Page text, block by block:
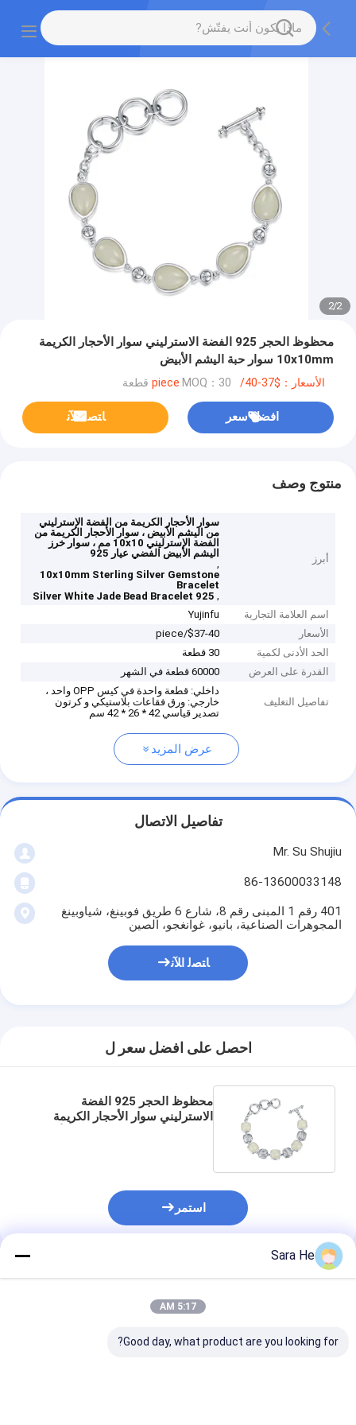
2
/
2
محظوظ الحجر 925 الفضة الاسترليني سوار الأحجار الكريمة
10x10mm سوار حبة اليشم الأبيض
الأسعار：$37-40/piece MOQ：30 قطعة
افضل سعر ﺎﺘﺼﻟ ﺍﻶﻧ
منتوج وصف
أبرز
سوار الأحجار الكريمة من الفضة الإسترليني
من اليشم الأبيض ، سوار الأحجار الكريمة من
الفضة الإسترليني 10x10 مم ، سوار خرز
اليشم الأبيض الفضي عيار 925
,
10x10mm Sterling Silver Gemstone
Bracelet
,
925 Silver White Jade Bead Bracelet
اسم العلامة التجارية
Yujinfu
الأسعار
$37-40/piece
الحد الأدنى لكمية
30 قطعة
القدرة على العرض
60000 قطعة في الشهر
تفاصيل التغليف
داخلي: قطعة واحدة في كيس OPP واحد ،
خارجي: ورق فقاعات بلاستيكي و كرتون
تصدير قياسي 42 * 26 * 42 سم
عرض المزيد
تفاصيل الاتصال
Mr. Su Shujiu
86-13600033148
401 رقم 1 المبنى رقم 8، شارع 6 طريق فوبينغ، شياوبينغ
المجوهرات الصناعية، بانيو، غوانغجو، الصين
ﺎﺘﺼﻟ ﺍﻶﻧ
احصل على افضل سعر ل
محظوظ الحجر 925 الفضة
الاسترليني سوار الأحجار الكريمة
استمر
المنتجات الموصى بها
Sara He
5:17 AM
Good day, what product are you looking for?